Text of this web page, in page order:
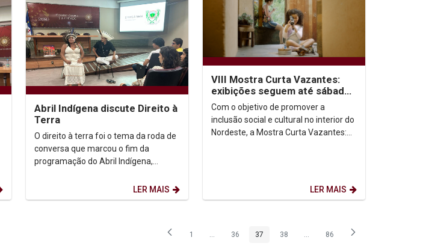
Abril Indígena discute Direito à
Terra
O direito à terra foi o tema da roda de
conversa que marcou o fim da
programação do Abril Indígena,
LER MAIS
VIII Mostra Curta Vazantes:
exibições seguem até sábado
(29)
Com o objetivo de promover a
inclusão social e cultural no interior do
Nordeste, a Mostra Curta Vazantes:
LER MAIS
Página
1 ...Páginas intermediárias Usar ABA para navegar.
Página
36 Página
37 Página
38 ...Páginas intermediárias Usar ABA
Página
86